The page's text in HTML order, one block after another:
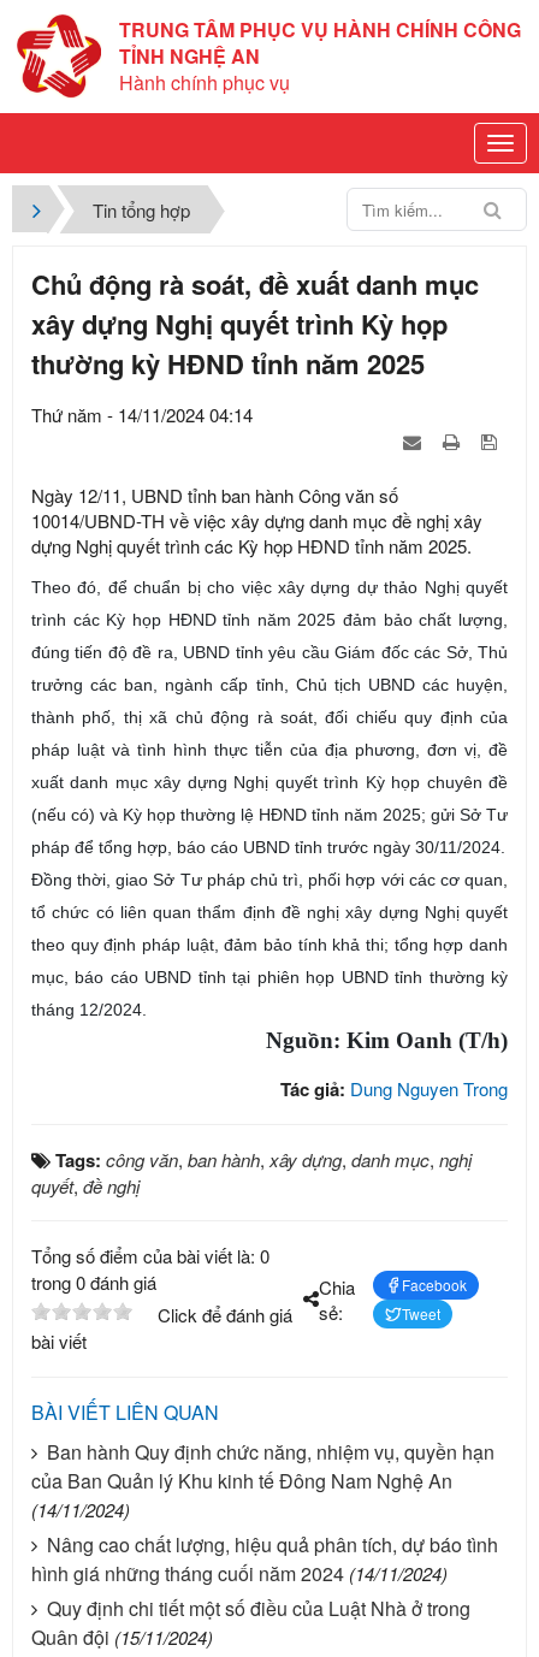
TRUNG TÂM PHỤC VỤ HÀNH CHÍNH CÔNG
TỈNH NGHỆ AN
Hành chính phục vụ
Tin tổng hợp
Chủ động rà soát, đề xuất danh mục
xây dựng Nghị quyết trình Kỳ họp
thường kỳ HĐND tỉnh năm 2025
Thứ năm - 14/11/2024 04:14
Ngày 12/11, UBND tỉnh ban hành Công văn số
10014/UBND-TH về việc xây dựng danh mục đề nghị xây
dựng Nghị quyết trình các Kỳ họp HĐND tỉnh năm 2025.
Theo đó, để chuẩn bị cho việc xây dựng dự thảo Nghị quyết
trình các Kỳ họp HĐND tỉnh năm 2025 đảm bảo chất lượng,
đúng tiến độ đề ra, UBND tỉnh yêu cầu Giám đốc các Sở, Thủ
trưởng các ban, ngành cấp tỉnh, Chủ tịch UBND các huyện,
thành phố, thị xã chủ động rà soát, đối chiếu quy định của
pháp luật và tình hình thực tiễn của địa phương, đơn vị, đề
xuất danh mục xây dựng Nghị quyết trình Kỳ họp chuyên đề
(nếu có) và Kỳ họp thường lệ HĐND tỉnh năm 2025; gửi Sở Tư
pháp để tổng hợp, báo cáo UBND tỉnh trước ngày 30/11/2024.
Đồng thời, giao Sở Tư pháp chủ trì, phối hợp với các cơ quan,
tổ chức có liên quan thẩm định đề nghị xây dựng Nghị quyết
theo quy định pháp luật, đảm bảo tính khả thi; tổng hợp danh
mục, báo cáo UBND tỉnh tại phiên họp UBND tỉnh thường kỳ
tháng 12/2024.
Nguồn: Kim Oanh (T/h)
Tác giả: Dung Nguyen Trong
Tags: công văn, ban hành, xây dựng, danh mục, nghị
quyết, đề nghị
Tổng số điểm của bài viết là: 0
trong 0 đánh giá
Click để đánh giá
bài viết
Chia
sẻ:
Facebook
Tweet
BÀI VIẾT LIÊN QUAN
Ban hành Quy định chức năng, nhiệm vụ, quyền hạn
của Ban Quản lý Khu kinh tế Đông Nam Nghệ An
(14/11/2024)
Nâng cao chất lượng, hiệu quả phân tích, dự báo tình
hình giá những tháng cuối năm 2024 (14/11/2024)
Quy định chi tiết một số điều của Luật Nhà ở trong
Quân đội (15/11/2024)